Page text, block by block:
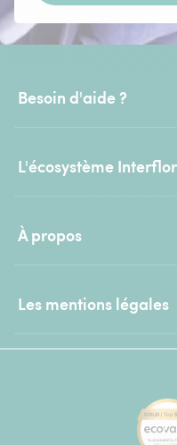
Besoin d'aide ?
L'écosystème
À propos
Les mentions légales